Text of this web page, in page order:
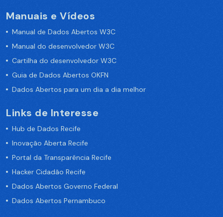
Manuais e Vídeos
Manual de Dados Abertos W3C
Manual do desenvolvedor W3C
Cartilha do desenvolvedor W3C
Guia de Dados Abertos OKFN
Dados Abertos para um dia a dia melhor
Links de Interesse
Hub de Dados Recife
Inovação Aberta Recife
Portal da Transparência Recife
Hacker Cidadão Recife
Dados Abertos Governo Federal
Dados Abertos Pernambuco